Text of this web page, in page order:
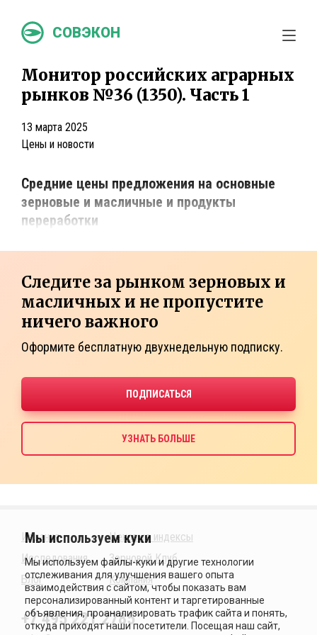
СОВЭКОН
Монитор российских аграрных
рынков №36 (1350). Часть 1
13 марта 2025
Цены и новости
Средние цены предложения на основные
зерновые и масличные и продукты
переработки
Следите за рынком зерновых и
масличных и не пропустите
ничего важного
Оформите бесплатную двухнедельную подписку.
Издания
Исследования
Блог
Ценовые индексы
Зерновой Клуб
Компания
+7 495 221 2785